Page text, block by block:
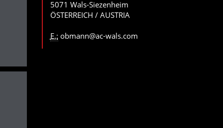
5071 Wals-Siezenheim
ÖSTERREICH / AUSTRIA
E.: obmann@ac-wals.com